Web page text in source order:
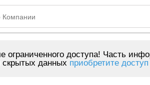
ограниченного доступа! Часть
данных приобретите доступ